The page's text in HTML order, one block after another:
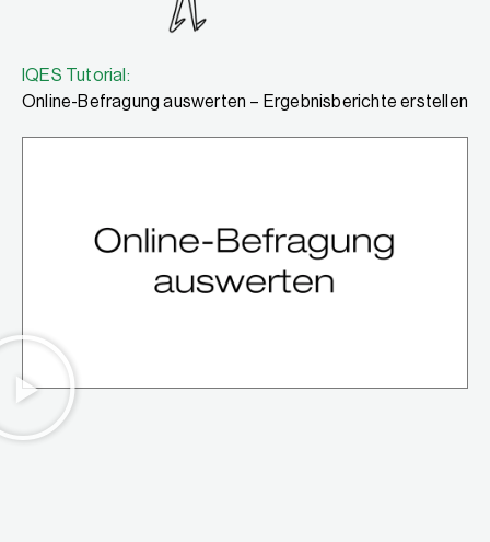
IQES Tutorial:
Online-Befragung auswerten – Ergebnisberichte erstellen